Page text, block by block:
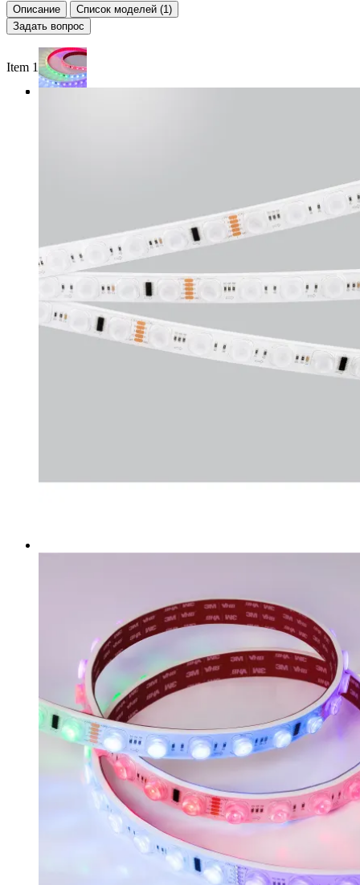
Описание
Список моделей (1)
Задать вопрос
Item 1 of 3